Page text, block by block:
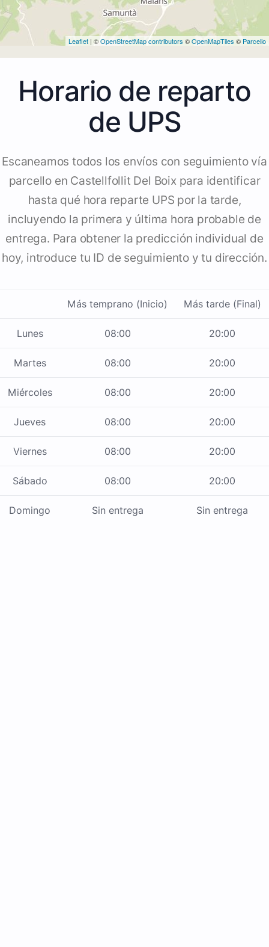
Leaflet | ©OpenStreetMap contributors ©OpenMapTiles © Parcello
Horario de reparto
de UPS
Escaneamos todos los envíos con seguimiento vía
parcello en Castellfollit Del Boix para identificar
hasta qué hora reparte UPS por la tarde,
incluyendo la primera y última hora probable de
entrega. Para obtener la predicción individual de
hoy, introduce tu ID de seguimiento y tu dirección.
Más temprano (Inicio) Más tarde (Final)
Lunes 08:00 20:00
Martes 08:00 20:00
Miércoles 08:00 20:00
Jueves 08:00 20:00
Viernes 08:00 20:00
Sábado 08:00 20:00
Domingo Sin entrega Sin entrega